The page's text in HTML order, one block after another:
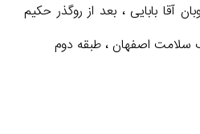
آقا بابایی ، بعد از روگذر حکیم
سلامت اصفهان ، طبقه دوم